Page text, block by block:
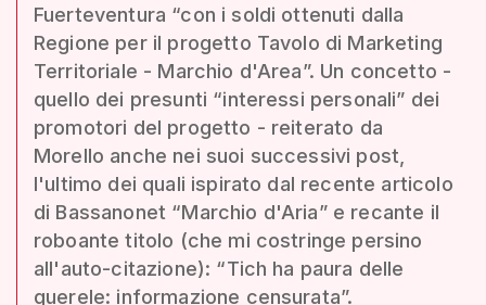
Fuerteventura “con i soldi ottenuti dalla
Regione per il progetto Tavolo di Marketing
Territoriale - Marchio d'Area”. Un concetto -
quello dei presunti “interessi personali” dei
promotori del progetto - reiterato da
Morello anche nei suoi successivi post,
l'ultimo dei quali ispirato dal recente articolo
di Bassanonet “Marchio d'Aria” e recante il
roboante titolo (che mi costringe persino
all'auto-citazione): “Tich ha paura delle
querele: informazione censurata”.